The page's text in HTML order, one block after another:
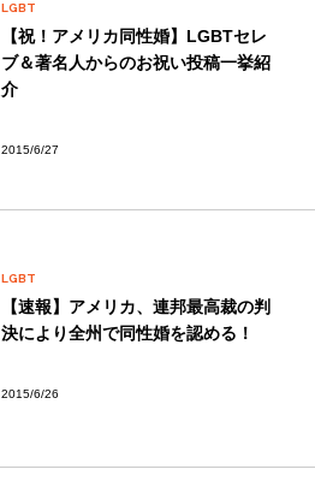
LGBT
【祝！アメリカ同性婚】LGBTセレ
ブ＆著名人からのお祝い投稿一挙紹
介
2015/6/27
LGBT
【速報】アメリカ、連邦最高裁の判
決により全州で同性婚を認める！
2015/6/26